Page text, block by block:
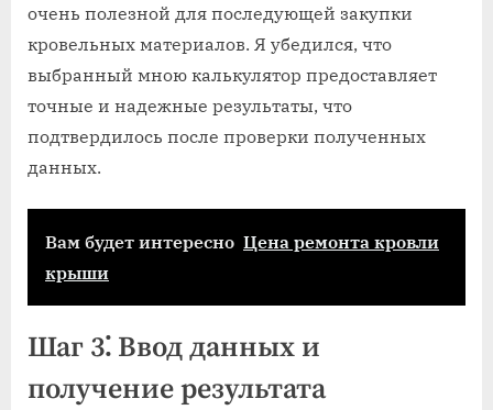
очень полезной для последующей закупки
кровельных материалов. Я убедился, что
выбранный мною калькулятор предоставляет
точные и надежные результаты, что
подтвердилось после проверки полученных
данных.
Вам будет интересно Цена ремонта кровли
крыши
Шаг 3⁚ Ввод данных и
получение результата